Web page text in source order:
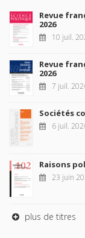
Revue
2026
10 juil.
Revue
2026
7 juil.
Sociétés
6 juil.
Raisons
23 juin
plus de titres